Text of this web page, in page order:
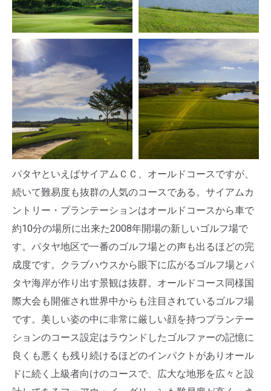
パタヤといえばサイアムＣＣ、オールドコースですが、
続いて難易度も抜群の人気のコースである。サイアムカ
ントリー・プランテーションはオールドコースから車で
約10分の場所に出来た2008年開場の新しいゴルフ場で
す。パタヤ地区で一番のゴルフ場との声も出るほどの完
成度です。クラブハウスから眼下に広がるゴルフ場とパ
タヤ海岸が作り出す景観は抜群。オールドコース同様国
際大会も開催され世界中からも注目されているゴルフ場
です。美しい姿の中に非常に厳しい顔を持つプランテー
ションのコース設定はラウンドしたゴルファーの記憶に
良くも悪くも残り続けるほどのインパクトがありオール
ドに続く上級者向けのコースで、広大な地形を広々と設